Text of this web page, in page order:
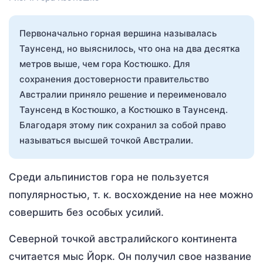
Первоначально горная вершина называлась
Таунсенд, но выяснилось, что она на два десятка
метров выше, чем гора Костюшко. Для
сохранения достоверности правительство
Австралии приняло решение и переименовало
Таунсенд в Костюшко, а Костюшко в Таунсенд.
Благодаря этому пик сохранил за собой право
называться высшей точкой Австралии.
Среди альпинистов гора не пользуется
популярностью, т. к. восхождение на нее можно
совершить без особых усилий.
Северной точкой австралийского континента
считается мыс Йорк. Он получил свое название